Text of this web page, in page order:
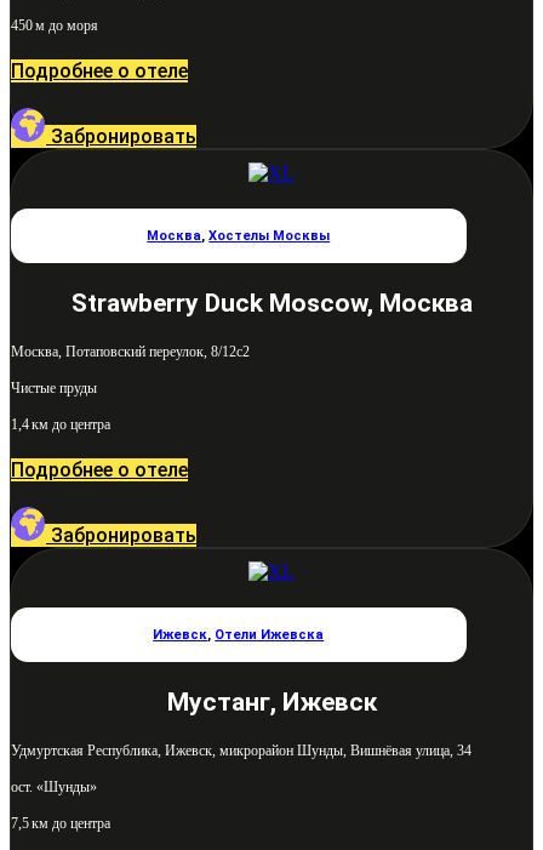
450 м до моря
Подробнее о отеле
Забронировать
Москва,Хостелы Москвы
Strawberry Duck Moscow, Москва
Москва, Потаповский переулок, 8/12с2
Чистые пруды
1,4 км до центра
Подробнее о отеле
Забронировать
Ижевск, Отели Ижевска
Мустанг, Ижевск
Удмуртская Республика, Ижевск, микрорайон Шунды, Вишнёвая улица, 34
ост. «Шунды»
7,5 км до центра